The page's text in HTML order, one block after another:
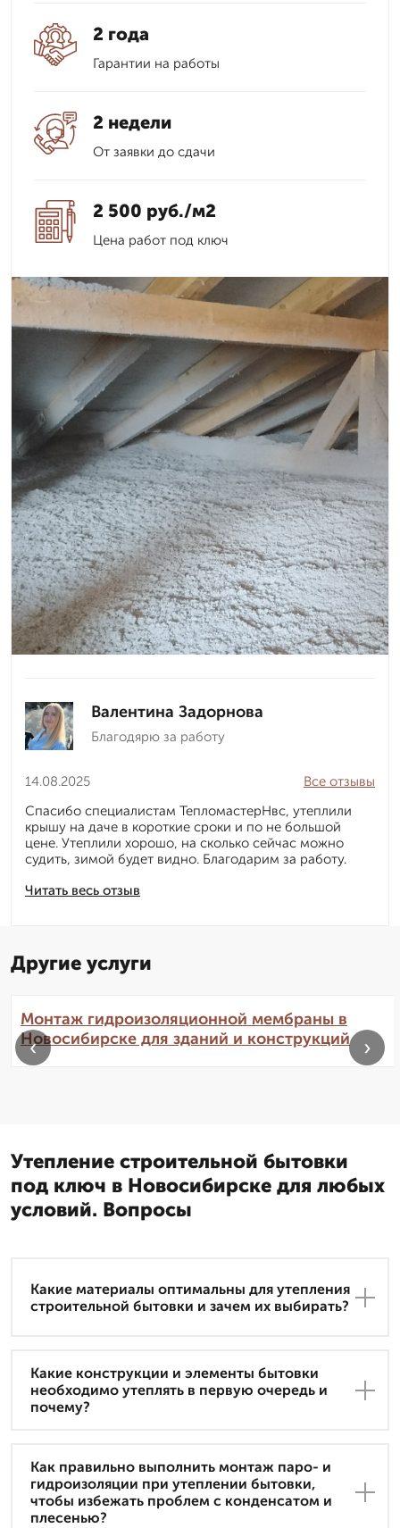
2 года
Гарантии на работы
2 недели
От заявки до сдачи
2 500 руб./м2
Цена работ под ключ
Валентина Задорнова
Благодярю за работу
14.08.2025
Читать весь отзыв
Все отзывы
Спасибо специалистам ТепломастерНвс, утеплили
крышу на даче в короткие сроки и по не большой
цене. Утеплили хорошо, на сколько сейчас можно
судить, зимой будет видно. Благодарим за работу.
Другие услуги
Монтаж гидроизоляционной мембраны в
Новосибирске для зданий и конструкций
‹ ›
Утепление строительной бытовки
под ключ в Новосибирске для любых
условий. Вопросы
Какие материалы оптимальны для утепления
строительной бытовки и зачем их выбирать?
Какие конструкции и элементы бытовки
необходимо утеплять в первую очередь и
почему?
Как правильно выполнить монтаж паро- и
гидроизоляции при утеплении бытовки,
чтобы избежать проблем с конденсатом и
плесенью?